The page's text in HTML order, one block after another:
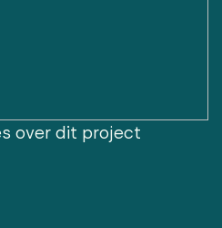
over dit project